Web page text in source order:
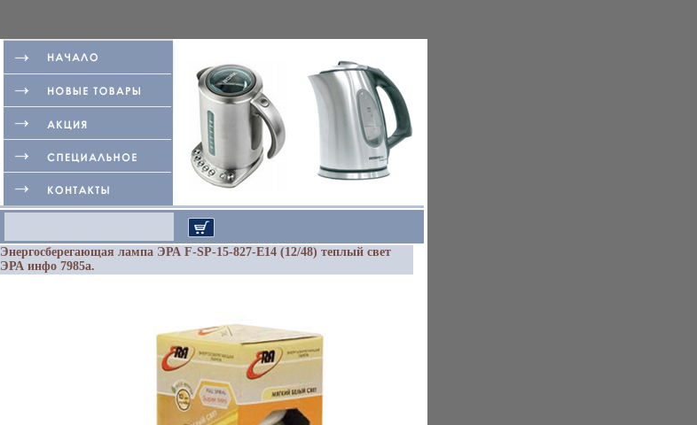
Энергосберегающая лампа ЭРА F-SP-15-827-E14 (12/48) теплый свет
ЭРА инфо 7985a.